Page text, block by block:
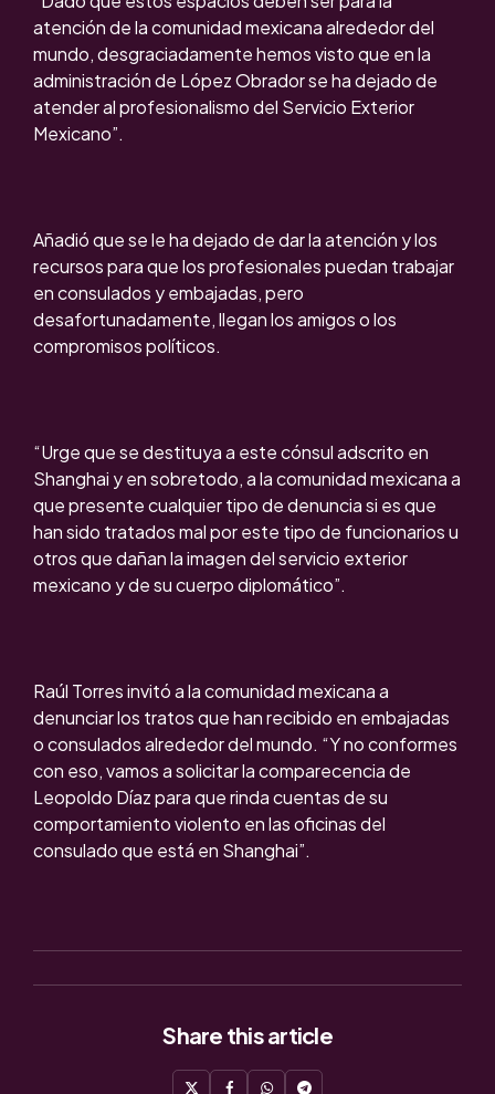
atención de la comunidad mexicana alrededor del
mundo, desgraciadamente hemos visto que en la
administración de López Obrador se ha dejado de
atender al profesionalismo del Servicio Exterior
Mexicano”.
Añadió que se le ha dejado de dar la atención y los
recursos para que los profesionales puedan trabajar
en consulados y embajadas, pero
desafortunadamente, llegan los amigos o los
compromisos políticos.
“Urge que se destituya a este cónsul adscrito en
Shanghai y en sobretodo, a la comunidad mexicana a
que presente cualquier tipo de denuncia si es que
han sido tratados mal por este tipo de funcionarios u
otros que dañan la imagen del servicio exterior
mexicano y de su cuerpo diplomático”.
Raúl Torres invitó a la comunidad mexicana a
denunciar los tratos que han recibido en embajadas
o consulados alrededor del mundo. “Y no conformes
con eso, vamos a solicitar la comparecencia de
Leopoldo Díaz para que rinda cuentas de su
comportamiento violento en las oficinas del
consulado que está en Shanghai”.
Share this article